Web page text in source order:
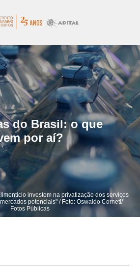
do Brasil: o que
por aí?
investem na privatização dos serviços
potenciais" / Foto: Oswaldo Corneti/
Fotos Públicas